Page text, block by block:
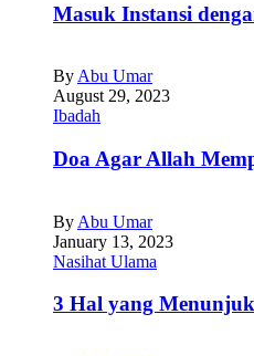
Masuk Instansi
By Abu Umar
August 29, 2023
Ibadah
Doa Agar Allah
By Abu Umar
January 13, 2023
Nasihat Ulama
3 Hal yang